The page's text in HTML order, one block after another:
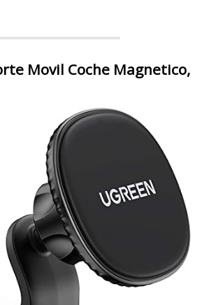
Movil Coche Magnetico,